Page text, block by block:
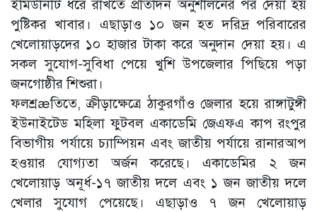
ইমিউনিটি ধরে রাখতে প্রতিদিন অনুশীলনের পর দেয়া হয়
পুষ্টিকর খাবার। এছাড়াও ১০ জন হত দরিদ্র পরিবারের
খেলোয়াড়দের ১০ হাজার টাকা করে অনুদান দেয়া হয়। এ
সকল সুযোগ-সুবিধা পেয়ে খুশি উপজেলার পিছিয়ে পড়া
জনগোষ্ঠীর শিশুরা।
ফলশ্রæতিতে, ক্রীড়াক্ষেত্রে ঠাকুরগাঁও জেলার হয়ে রাঙ্গাটুঙ্গী
ইউনাইটেড মহিলা ফুটবল একাডেমি জেএফএ কাপ রংপুর
বিভাগীয় পর্যায়ে চ্যাম্পিয়ন এবং জাতীয় পর্যায়ে রানারআপ
হওয়ার যোগ্যতা অর্জন করেছে। একাডেমির ২ জন
খেলোয়াড় অনূর্ধ-১৭ জাতীয় দলে এবং ১ জন জাতীয় দলে
খেলার সুযোগ পেয়েছে। এছাড়াও ৭ জন খেলোয়াড়